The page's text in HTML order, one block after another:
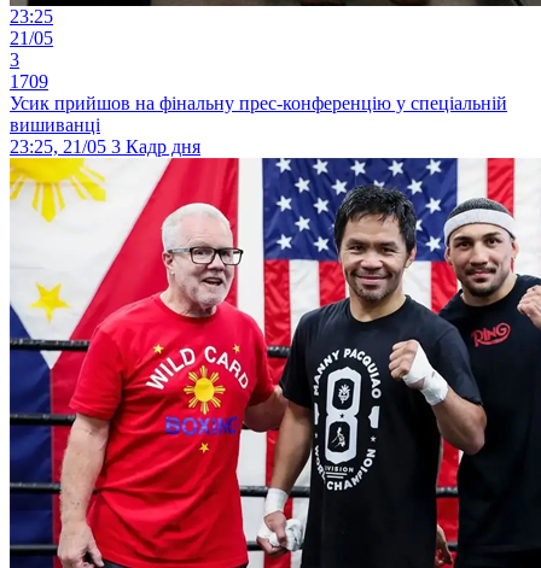
23:25
21/05
3
1709
Усик прийшов на фінальну прес-конференцію у спеціальній
вишиванці
23:25, 21/05 3 Кадр дня